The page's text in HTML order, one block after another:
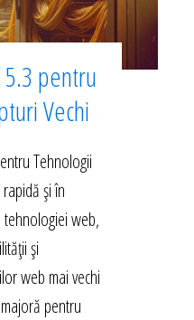
5.3 pentru
Vechi
Tehnologii
și în
web,
și
web mai vechi
pentru